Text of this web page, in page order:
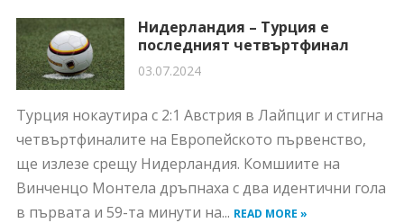
Нидерландия – Турция е
последният четвъртфинал
03.07.2024
Турция нокаутира с 2:1 Австрия в Лайпциг и стигна
четвъртфиналите на Европейското първенство,
ще излезе срещу Нидерландия. Комшиите на
Винченцо Монтела дръпнаха с два идентични гола
в първата и 59-та минути на... READ MORE »